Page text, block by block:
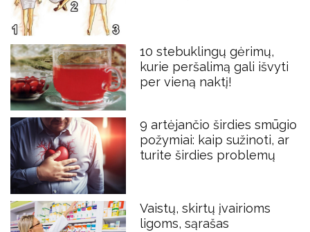
10 stebuklingų gėrimų,
kurie peršalimą gali išvyti
per vieną naktį!
9 artėjančio širdies smūgio
požymiai: kaip sužinoti, ar
turite širdies problemų
Vaistų, skirtų įvairioms
ligoms, sąrašas